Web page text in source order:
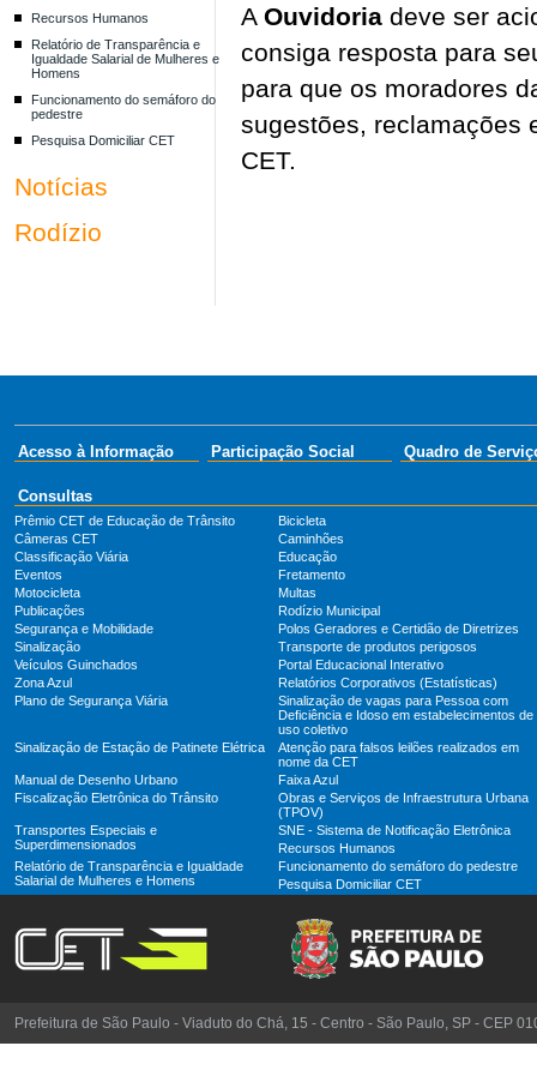
Recursos Humanos
Relatório de Transparência e
Igualdade Salarial de Mulheres e
Homens
Funcionamento do semáforo do
pedestre
Pesquisa Domiciliar CET
Notícias
Rodízio
A Ouvidoriadeve ser
consiga resposta para
para que os moradores
sugestões, reclamações
CET.
Acesso à Informação Participação Social Quadro de
Consultas
Prêmio CET de Educação de Trânsito
Bicicleta
Câmeras CET
Caminhões
Classificação Viária
Educação
Eventos
Fretamento
Motocicleta
Multas
Publicações
Rodízio Municipal
Segurança e Mobilidade
Polos Geradores e Certidão de Diretrizes
Sinalização
Transporte de produtos perigosos
Veículos Guinchados
Portal Educacional Interativo
Zona Azul
Relatórios Corporativos (Estatísticas)
Plano de Segurança Viária
Sinalização de vagas para Pessoa com
Deficiência e Idoso em estabelecimentos de
uso coletivo
Sinalização de Estação de Patinete Elétrica
Atenção para falsos leilões realizados em
nome da CET
Manual de Desenho Urbano
Faixa Azul
Fiscalização Eletrônica do Trânsito
Obras e Serviços de Infraestrutura Urbana
(TPOV)
Transportes Especiais e
Superdimensionados
SNE - Sistema de Notificação Eletrônica
Recursos Humanos
Relatório de Transparência e Igualdade
Salarial de Mulheres e Homens
Funcionamento do semáforo do pedestre
Pesquisa Domiciliar CET
Prefeitura de São Paulo - Viaduto do Chá, 15 - Centro - São Paulo, SP - CEP